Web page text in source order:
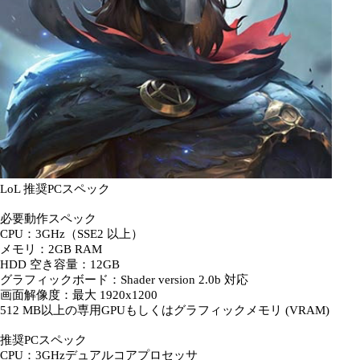
LoL 推奨PCスペック
必要動作スペック
CPU：3GHz（SSE2 以上）
メモリ：2GB RAM
HDD 空き容量：12GB
グラフィックボード：Shader version 2.0b 対応
画面解像度：最大 1920x1200
512 MB以上の専用GPUもしくはグラフィックメモリ (VRAM)
推奨PCスペック
CPU：3GHzデュアルコアプロセッサ